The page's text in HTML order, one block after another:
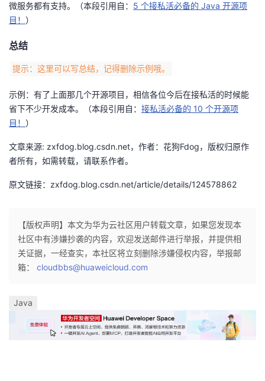
微服务都有支持。（本段引用自： 5 个接私活必备的 Java 开源项
目！ ）
总结
提示：这里可以写总结，记得删除示例哦。
示例：有了上面那几个开源项目，相信各位今后在接私活的时候能
省下不少开发成本。（本段引用自： 接私活必备的 10 个开源项
目！ ）
文章来源: zxfdog.blog.csdn.net，作者：花狗Fdog，版权归原作
者所有，如需转载，请联系作者。
原文链接：zxfdog.blog.csdn.net/article/details/124578862
【版权声明】本文为华为云社区用户转载文章，如果您发现本
社区中有涉嫌抄袭的内容，欢迎发送邮件进行举报，并提供相
关证据，一经查实，本社区将立刻删除涉嫌侵权内容，举报邮
箱： cloudbbs@huaweicloud.com
Java